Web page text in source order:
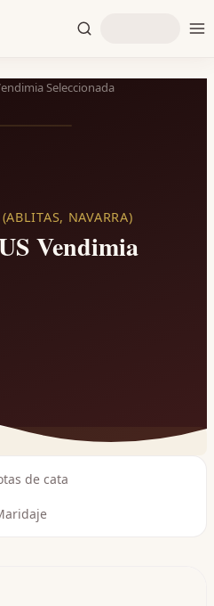
Seleccionada
NAVARRA)
Vendimia
de cata